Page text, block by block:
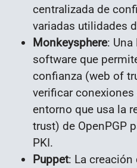
centralizada de
variadas utilidades
Monkeysphere: Una
software que
confianza (web of
verificar
entorno que usa la
trust) de OpenPGP
PKI.
Puppet: La